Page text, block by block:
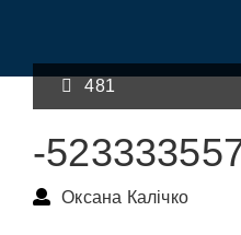
481
-
Оксана Калічко